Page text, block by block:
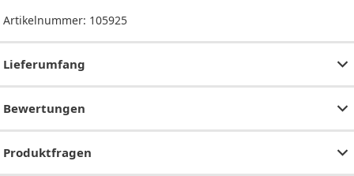
Artikelnummer: 105925
Lieferumfang
Bewertungen
Produktfragen